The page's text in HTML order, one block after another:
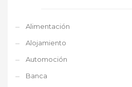
Alimentación
Alojamiento
Automoción
Banca